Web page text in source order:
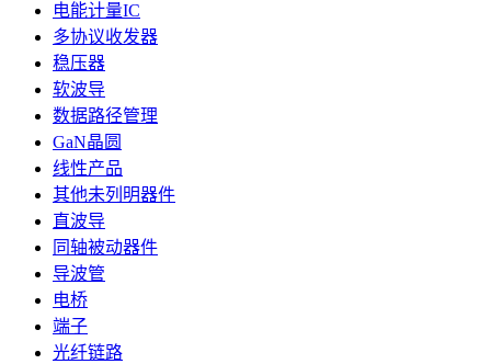
电能计量IC
多协议收发器
稳压器
软波导
数据路径管理
GaN晶圆
线性产品
其他未列明器件
直波导
同轴被动器件
导波管
电桥
端子
光纤链路